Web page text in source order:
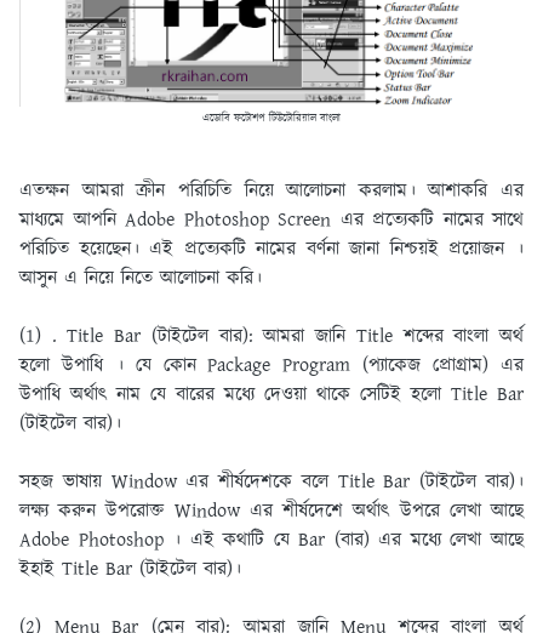
এডোবি ফটোশপ টিউটোরিয়াল বাংলা
এতক্ষন আমরা ক্রীন পরিচিতি নিয়ে আলােচনা করলাম। আশাকরি এর
মাধ্যমে আপনি Adobe Photoshop Screen এর প্রত্যেকটি নামের সাথে
পরিচিত হয়েছেন। এই প্রত্যেকটি নামের বর্ণনা জানা নিশ্চয়ই প্রয়ােজন ।
আসুন এ নিয়ে নিতে আলােচনা করি।
(1) . Title Bar (টাইটেল বার): আমরা জানি Title শব্দের বাংলা অর্থ
হলাে উপাধি । যে কোন Package Program (প্যাকেজ প্রােগ্রাম) এর
উপাধি অর্থাৎ নাম যে বারের মধ্যে দেওয়া থাকে সেটিই হলাে Title Bar
(টাইটেল বার)।
সহজ ভাষায় Window এর শীর্ষদেশকে বলে Title Bar (টাইটেল বার)।
লক্ষ্য করুন উপরােক্ত Window এর শীর্ষদেশে অর্থাৎ উপরে লেখা আছে
Adobe Photoshop । এই কথাটি যে Bar (বার) এর মধ্যে লেখা আছে
ইহাই Title Bar (টাইটেল বার)।